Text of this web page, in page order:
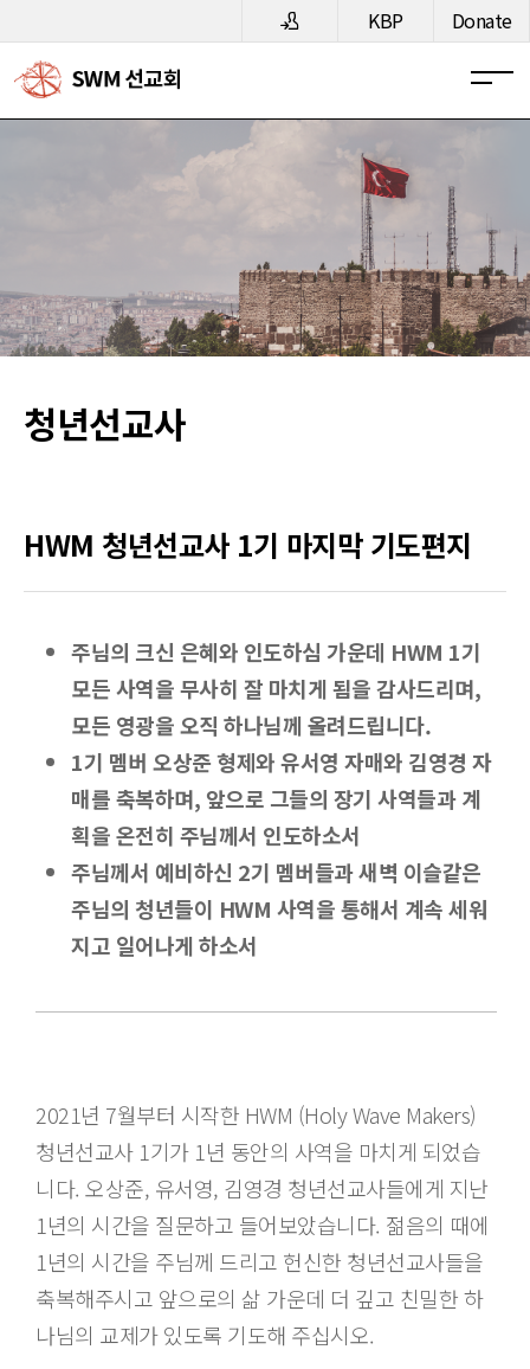
메뉴 건너뛰기 KBP Donate
청년선교사
HWM 청년선교사 1기 마지막 기도편지
주님의 크신 은혜와 인도하심 가운데 HWM 1기
모든 사역을 무사히 잘 마치게 됨을 감사드리며,
모든 영광을 오직 하나님께 올려드립니다.
1기 멤버 오상준 형제와 유서영 자매와 김영경 자
매를 축복하며, 앞으로 그들의 장기 사역들과 계
획을 온전히 주님께서 인도하소서
주님께서 예비하신 2기 멤버들과 새벽 이슬같은
주님의 청년들이 HWM 사역을 통해서 계속 세워
지고 일어나게 하소서
2021년 7월부터 시작한 HWM (Holy Wave Makers)
청년선교사 1기가 1년 동안의 사역을 마치게 되었습
니다. 오상준, 유서영, 김영경 청년선교사들에게 지난
1년의 시간을 질문하고 들어보았습니다. 젊음의 때에
1년의 시간을 주님께 드리고 헌신한 청년선교사들을
축복해주시고 앞으로의 삶 가운데 더 깊고 친밀한 하
나님의 교제가 있도록 기도해 주십시오.